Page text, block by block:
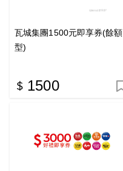
瓦城集團1500元即享券(餘額
型)
1500